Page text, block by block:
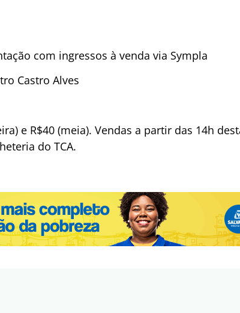
com ingressos à venda via Sympla
Castro Alves
e R$40 (meia). Vendas a partir das 14h
do TCA.